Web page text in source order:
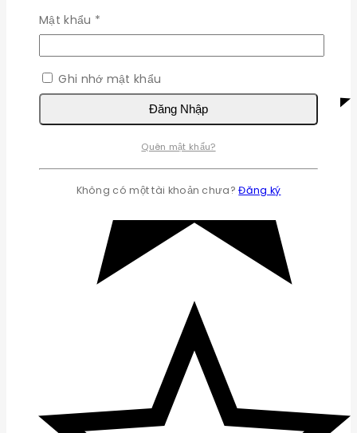
Mật khẩu *
buộc
Ghi nhớ mật khẩu
Đăng Nhập
Quên mật khẩu?
Không có một tài khoản chưa?Đăng ký